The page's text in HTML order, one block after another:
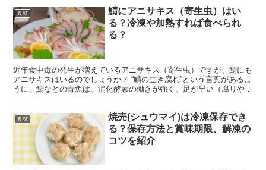
食材
鯖にアニサキス（寄生虫）はい
る？冷凍や加熱すれば食べられ
る？
近年食中毒の発生が増えているアニサキス（寄生虫）ですが、鯖にも
アニサキスはいるのでしょうか？ “鯖の生き腐れ”という言葉があるよ
うに、鯖などの青魚は、消化酵素の働きが強く、足が早い（腐りやす
食材
焼売(シュウマイ)は冷凍保存でき
る？保存方法と賞味期限、解凍の
コツを紹介